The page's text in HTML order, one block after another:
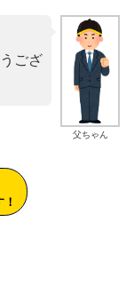
父ちゃん
ござ